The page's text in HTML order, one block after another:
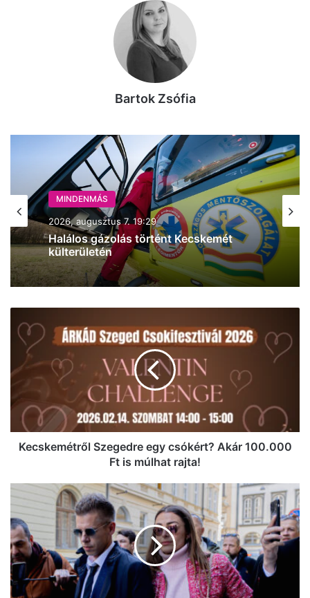
Bartok Zsófia
MINDENMÁS
2026, augusztus 7. 19:29
Halálos gázolás történt Kecskemét
külterületén
Szegedre
egy
csókért?
Akár
Ft
múlhat
rajta!
Kecskemétről Szegedre egy csókért? Akár 100.000
Ft is múlhat rajta!
Magyar
Péter
elismerte:
ő
járt
a
radnaimark.hu-
n